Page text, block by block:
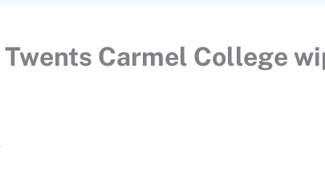
Carmel College